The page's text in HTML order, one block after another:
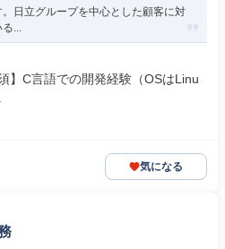
日立グループを中心とした顧客に対
る...
】C言語での開発経験（OSはLinu
気になる